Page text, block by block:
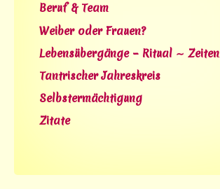
Beruf & Team
Weiber oder Frauen?
Lebensübergänge – Ritual ∼ Zeiten
Tantrischer Jahreskreis
Selbstermächtigung
Zitate